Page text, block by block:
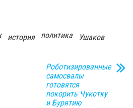
история политика Ушаков
Роботизированные
самосвалы
готовятся
покорить Чукотку
и Бурятию